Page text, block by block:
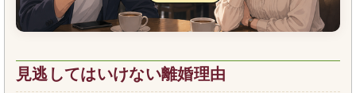
見逃してはいけない離婚理由